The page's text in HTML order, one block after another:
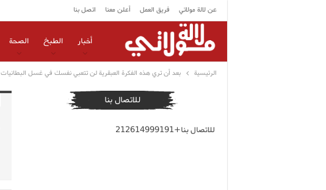
عن لالة مولاتي فريق العمل أعلن معنا اتصل بنا
أخبار الطبخ الصحة
الرئيسية بعد أن تري هذه الفكرة العبقرية لن تتعبي نفسك في غسل البطانيات
للاتصال بنا
للاتصال بنا+212614999191